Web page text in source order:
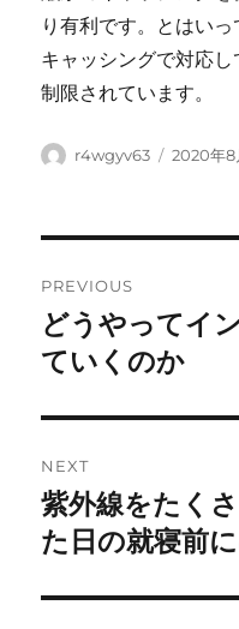
り有利です。とはい
キャッシングで対応
制限されています。
Author
r4wgyv63
Posted
2020年8
navigation
PREVIOUS
Previous
post:
どうやってイ
ていくのか
NEXT
Next
post:
紫外線をたく
た日の就寝前に